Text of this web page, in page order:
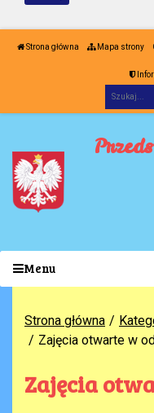
Strona główna Mapa strony
Menu
Strona główna
Zajęcia otwarte w
Zajęcia